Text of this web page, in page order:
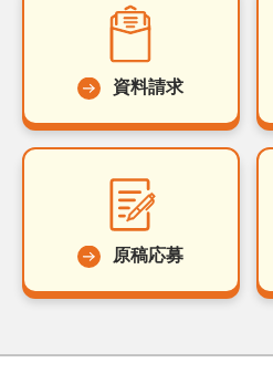
資料請求
原稿応募